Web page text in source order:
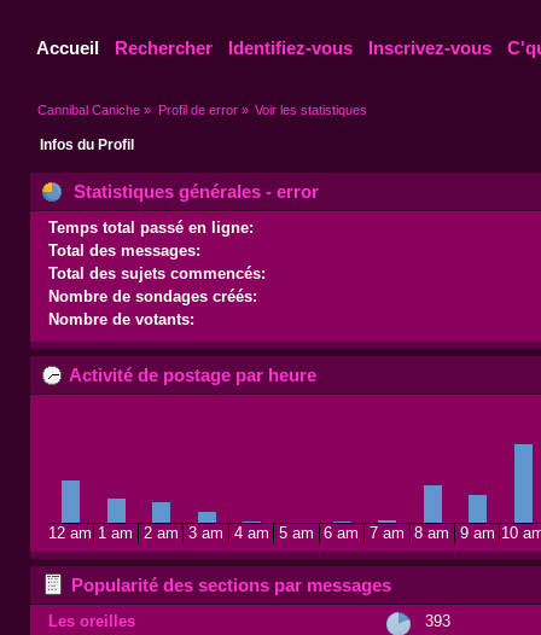
Accueil Rechercher Identifiez-vous Inscrivez-vous
Cannibal Caniche » Profil de error» Voir les statistiques
Infos du Profil
Statistiques générales - error
Temps total passé en ligne:
Total des messages:
Total des sujets commencés:
Nombre de sondages créés:
Nombre de votants:
Activité de postage par heure
12 am 1 am 2 am 3 am 4 am 5 am 6 am 7 am 8 am 9 am 10
Popularité des sections par messages
Les oreilles
393